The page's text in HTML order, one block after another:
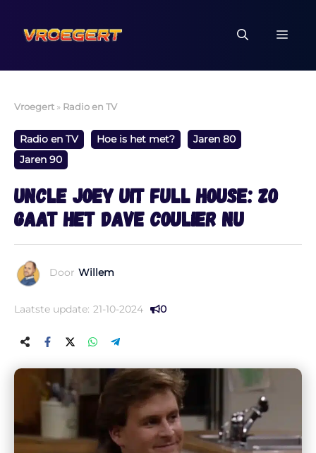
naar
inhoud
Vroegert » Radio en TV
Radio en TV Hoe is het met?
Jaren 80
Jaren 90
Uncle Joey uit Full House: zo
gaat het Dave Coulier nu
Door Willem
Laatste update: 21-10-2024 0